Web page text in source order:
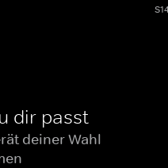
dir passt
deiner Wahl